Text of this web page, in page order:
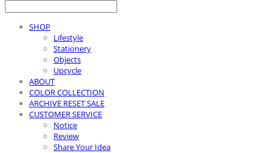
SHOP
Lifestyle
Stationery
Objects
Upcycle
ABOUT
COLOR COLLECTION
ARCHIVE RESET SALE
CUSTOMER SERVICE
Notice
Review
Share Your Idea